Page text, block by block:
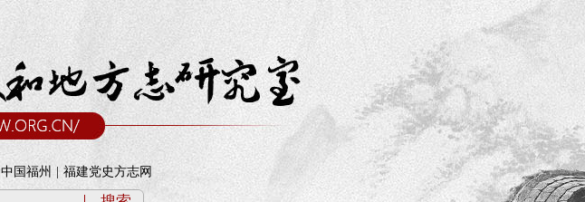
中国福州 福建党史方志网